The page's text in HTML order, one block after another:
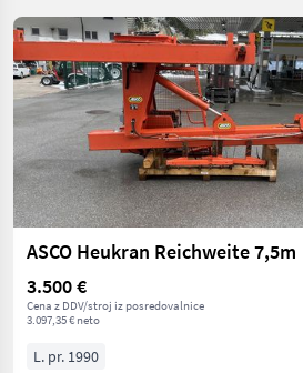
ASCO Heukran Reichweite 7,5m
3.500 €
Cena z DDV/stroj iz posredovalnice
3.097,35 € neto
L. pr. 1990